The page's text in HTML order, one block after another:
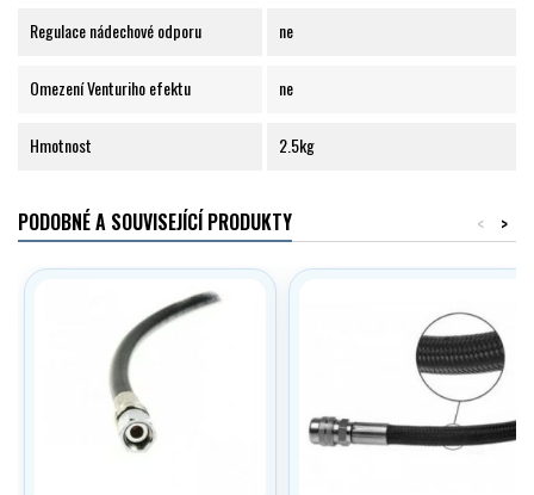
Regulace nádechové odporu ne
Omezení Venturiho efektu ne
Hmotnost 2.5kg
PODOBNÉ A SOUVISEJÍCÍ PRODUKTY >
<